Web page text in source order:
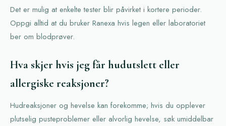
Det er mulig at enkelte tester blir påvirket i kortere perioder.
Oppgi alltid at du bruker Ranexa hvis legen eller laboratoriet
ber om blodprøver.
Hva skjer hvis jeg får hudutslett eller
allergiske reaksjoner?
Hudreaksjoner og hevelse kan forekomme; hvis du opplever
plutselig pusteproblemer eller alvorlig hevelse, søk umiddelbar